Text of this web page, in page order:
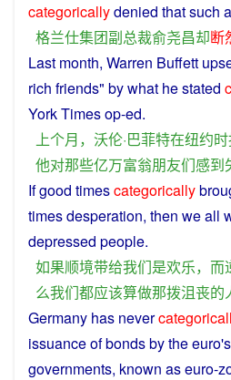
categoricallydenied thatsuch a
格兰仕集团副总裁俞尧昌却断
Last month, Warren Buffett
rich friends" bywhat hestated
YorkTimes op-ed.
上个月，沃伦·巴菲特在纽约
他对那些亿万富翁朋友们感到
Ifgood timescategorically
timesdesperation, then weall
depressed people.
如果顺境带给我们是欢乐， 而
么我们都应该算做那拨沮丧的
Germany has never
issuanceofbondsby the
governments, known as euro-